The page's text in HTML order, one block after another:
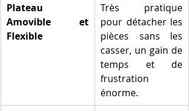
Plateau
Amovible et
Flexible
Très pratique
pour détacher les
pièces sans les
casser, un gain de
temps et de
frustration
énorme.